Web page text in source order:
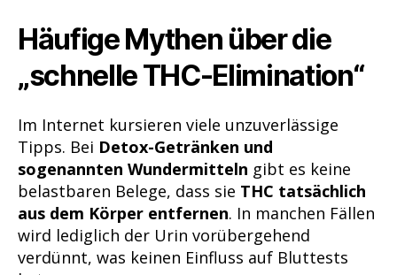
Häufige Mythen über die
„schnelle THC-Elimination“
Im Internet kursieren viele unzuverlässige
Tipps. Bei Detox-Getränken und
sogenannten Wundermitteln gibt es keine
belastbaren Belege, dass sie THC tatsächlich
aus dem Körper entfernen. In manchen Fällen
wird lediglich der Urin vorübergehend
verdünnt, was keinen Einfluss auf Bluttests